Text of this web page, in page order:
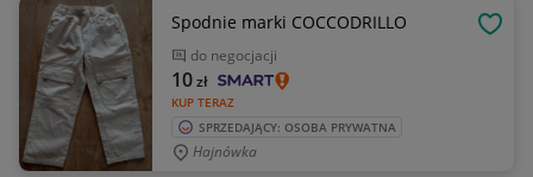
Spodnie marki COCCODRILLO
do negocjacji
KUP TERAZ
10zł
SPRZEDAJĄCY: OSOBA PRYWATNA
Hajnówka